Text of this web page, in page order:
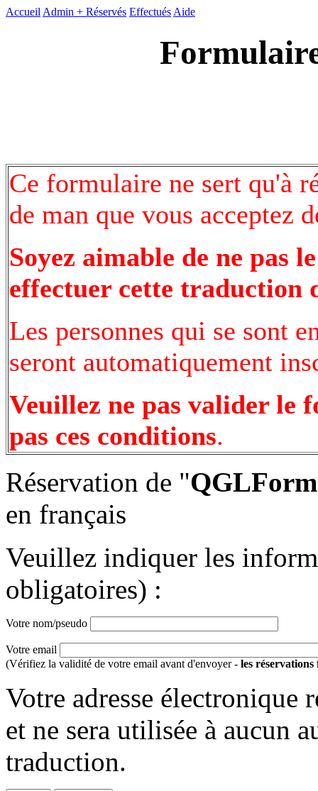
Accueil Admin + Réservés Effectués Aide
Ce formulaire ne sert qu'à
de man que vous acceptez
Soyez aimable de ne pas
effectuer cette traduction
Les personnes qui se sont
seront automatiquement
Veuillez ne pas valider le
pas ces conditions.
Réservation de "
en français
Veuillez indiquer les
obligatoires) :
Votre nom/pseudo
Votre email
(Vérifiez la validité de votre email avant d'envoyer - les réservations
Votre adresse électronique
et ne sera utilisée à aucun
traduction.